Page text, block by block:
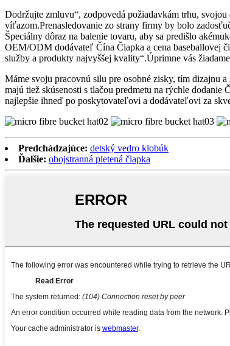
Dodržujte zmluvu“, zodpovedá požiadavkám trhu,
víťazom.Prenasledovanie zo strany firmy by bolo
Špeciálny dôraz na balenie tovaru, aby sa predišlo
OEM/ODM dodávateľ Čína Čiapka a cena baseballovej
služby a produkty najvyššej kvality“.Úprimne vás
Máme svoju pracovnú silu pre osobné zisky, tím dizajnu
majú tiež skúsenosti s tlačou predmetu na rýchle
najlepšie ihneď po poskytovateľovi a dodávateľovi za
Predchádzajúce: detský vedro klobúk
Ďalšie: obojstranná pletená čiapka